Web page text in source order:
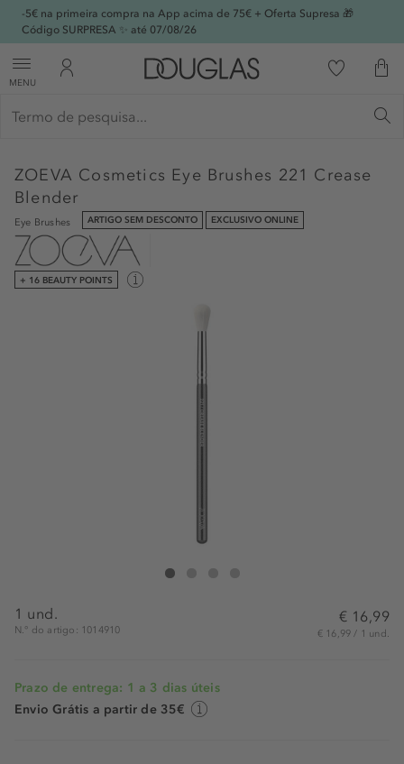
-5€ na primeira compra na App acima de 75€ + Oferta Supresa 🎁
Código SURPRESA ✨ até 07/08/26
MENU
ZOEVA Cosmetics Eye Brushes 221 Crease
Blender
Eye Brushes ARTIGO SEM DESCONTO EXCLUSIVO ONLINE
+ 16 BEAUTY POINTS
ZOEVA Cosmetics Eye Brushes 221 Crease Blender
1 und.
N.° do artigo: 1014910
€ 16,99
€ 16,99 / 1 und.
Prazo de entrega: 1 a 3 dias úteis
Envio Grátis a partir de 35€